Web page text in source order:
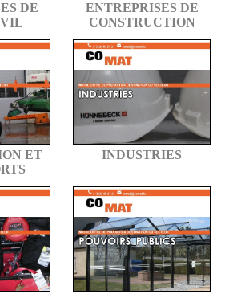
DE
ENTREPRISES DE
CONSTRUCTION
ET
INDUSTRIES